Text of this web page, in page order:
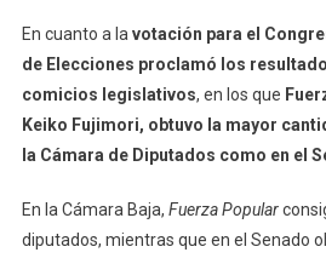
En cuanto a la votación para el
de Elecciones proclamó los
comicios legislativos, en los que
Keiko Fujimori, obtuvo la mayor
la Cámara de Diputados como en el
En la Cámara Baja, Fuerza Popular
diputados, mientras que en el Senado